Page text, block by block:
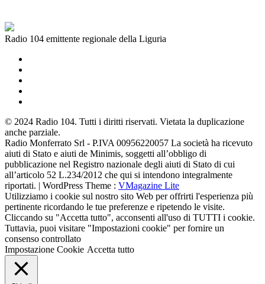
Radio 104 emittente regionale della Liguria
© 2024 Radio 104. Tutti i diritti riservati. Vietata la duplicazione
anche parziale.
Radio Monferrato Srl - P.IVA 00956220057 La società ha ricevuto
aiuti di Stato e aiuti de Minimis, soggetti all’obbligo di
pubblicazione nel Registro nazionale degli aiuti di Stato di cui
all’articolo 52 L.234/2012 che qui si intendono integralmente
riportati. | WordPress Theme : VMagazine Lite
Utilizziamo i cookie sul nostro sito Web per offrirti l'esperienza più
pertinente ricordando le tue preferenze e ripetendo le visite.
Cliccando su "Accetta tutto", acconsenti all'uso di TUTTI i cookie.
Tuttavia, puoi visitare "Impostazioni cookie" per fornire un
consenso controllato
Impostazione Cookie Accetta tutto